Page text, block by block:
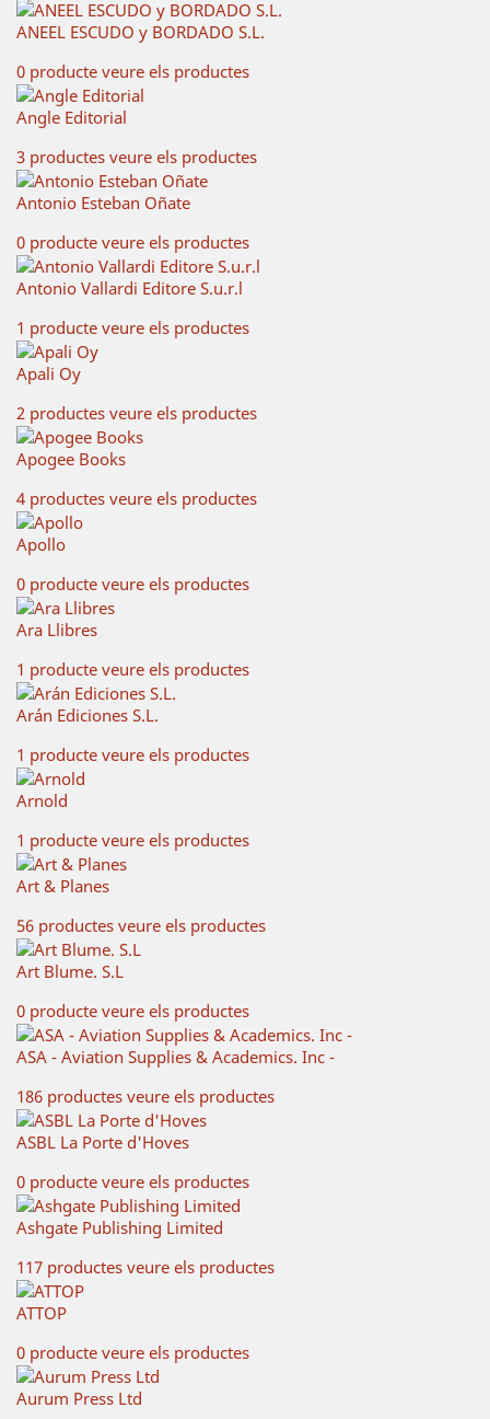
ANEEL ESCUDO y BORDADO S.L.
0 producte veure els productes
Angle Editorial
3 productes veure els productes
Antonio Esteban Oñate
0 producte veure els productes
Antonio Vallardi Editore S.u.r.l
1 producte veure els productes
Apali Oy
2 productes veure els productes
Apogee Books
4 productes veure els productes
Apollo
0 producte veure els productes
Ara Llibres
1 producte veure els productes
Arán Ediciones S.L.
1 producte veure els productes
Arnold
1 producte veure els productes
Art & Planes
56 productes veure els productes
Art Blume. S.L
0 producte veure els productes
ASA - Aviation Supplies & Academics. Inc -
186 productes veure els productes
ASBL La Porte d'Hoves
0 producte veure els productes
Ashgate Publishing Limited
117 productes veure els productes
ATTOP
0 producte veure els productes
Aurum Press Ltd